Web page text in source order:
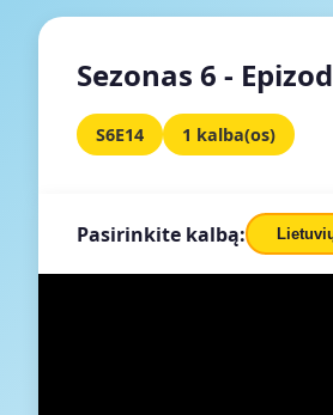
Sezonas 6 -
S6E14 1 kalba(os)
Pasirinkite kalbą: